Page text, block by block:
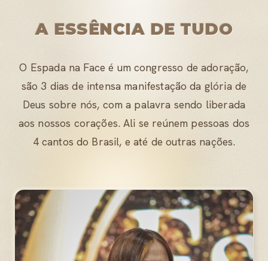
A ESSÊNCIA DE TUDO
O Espada na Face é um congresso de adoração,
são 3 dias de intensa manifestação da glória de
Deus sobre nós, com a palavra sendo liberada
aos nossos corações. Ali se reúnem pessoas dos
4 cantos do Brasil, e até de outras nações.